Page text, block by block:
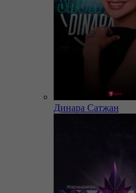
Динара Сатжан